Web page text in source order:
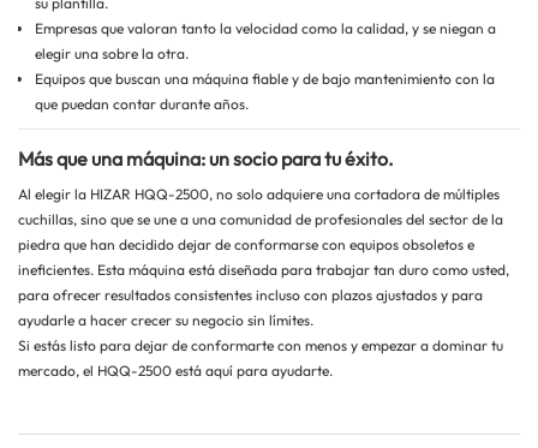
Empresas que valoran tanto la velocidad como la calidad, y se niegan a
elegir una sobre la otra.
Equipos que buscan una máquina fiable y de bajo mantenimiento con la
que puedan contar durante años.
Más que una máquina: un socio para tu éxito.
Al elegir la HIZAR HQQ-2500, no solo adquiere una cortadora de múltiples
cuchillas, sino que se une a una comunidad de profesionales del sector de la
piedra que han decidido dejar de conformarse con equipos obsoletos e
ineficientes. Esta máquina está diseñada para trabajar tan duro como usted,
para ofrecer resultados consistentes incluso con plazos ajustados y para
ayudarle a hacer crecer su negocio sin límites.
Si estás listo para dejar de conformarte con menos y empezar a dominar tu
mercado, el HQQ-2500 está aquí para ayudarte.